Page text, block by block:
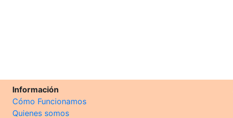
Información
Cómo Funcionamos
Quienes somos